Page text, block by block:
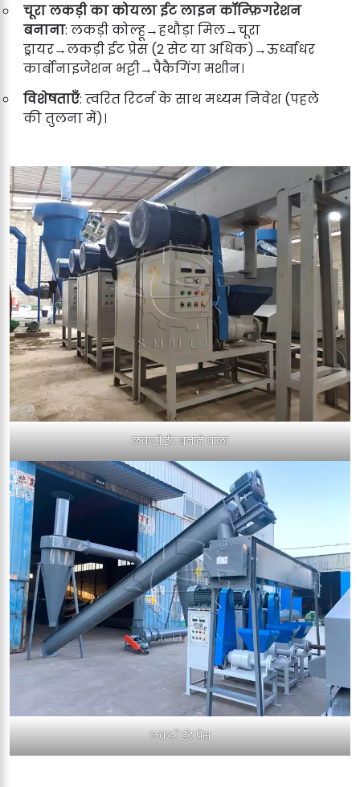
चूरा लकड़ी का कोयलाईटलाइन कॉन्फ़िगरेशन
बनाना: लकड़ी कोल्हू→हथौड़ा मिल→चूरा
ड्रायर→लकड़ी ईट प्रेस (2 सेट या अधिक)→ऊर्ध्वाधर
कार्बोनाइजेशन भट्टी→पैकैगिंग मशीन।
विशेषताएँ: त्वरित रिटर्न के साथ मध्यम निवेश (पहले
की तुलना में)।
लकड़ी ईट बनाने वाला
लकड़ी ईट प्रेस